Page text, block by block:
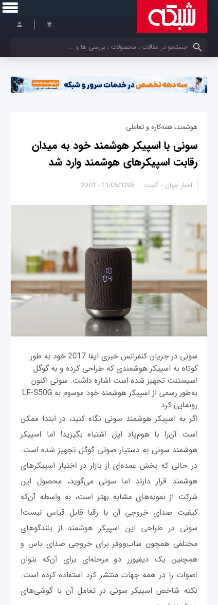
کلمات کلیدی خود را وارد کنید
هوشمند، همه‌کاره و تعاملی
سونی با اسپیکر هوشمند خود به میدان
رقابت اسپیکرهای هوشمند وارد شد
11/06/1396 - 20:01 اخبار جهان گجت
سونی در جریان کنفرانس خبری ایفا 2017 خود به طور
کوتاه به اسپیکر هوشمندی که طراحی کرده و به گوگل
اسیستنت تجهیز شده است اشاره داشت. سونی اکنون
به‌طور رسمی از اسپیکر هوشمند خود موسوم به LF-S50G
رونمایی کرد.
اگر به اسپیکر هوشمند سونی نگاه کنید، در ابتدا ممکن
است آن‌را با هوم‌پاد اپل اشتباه بگیرید! اما اسپیکر
هوشمند سونی به دستیار صوتی گوگل تجهیز شده است.
در حالی که بخش عمده‌ای از بازار در اختیار اسپیکرهای
هوشمند قرار دارند اما سونی می‌گوید، محصول این
شرکت از نمونه‌های مشابه بهتر است، به واسطه آن‌که
کیفیت صدای خروجی آن با رقبا قابل قیاس نیست!
سونی در طراحی این اسپیکر هوشمند از بلندگوهای
مختلفی همچون ساب‌ووفر برای خروجی صدای باس و
همچنین یک دیفیوزر دو مرحله‌ای برای آن‌که بتوان
اصوات را در همه جهات منتشر کرد استفاده کرده است.
نکته شاخص اسپیکر سونی در تعامل آن با گوشی‌های